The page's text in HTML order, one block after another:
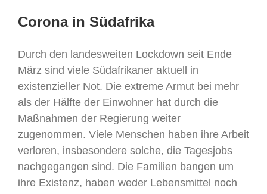
Corona in Südafrika
Durch den landesweiten Lockdown seit Ende
März sind viele Südafrikaner aktuell in
existenzieller Not. Die extreme Armut bei mehr
als der Hälfte der Einwohner hat durch die
Maßnahmen der Regierung weiter
zugenommen. Viele Menschen haben ihre Arbeit
verloren, insbesondere solche, die Tagesjobs
nachgegangen sind. Die Familien bangen um
ihre Existenz, haben weder Lebensmittel noch